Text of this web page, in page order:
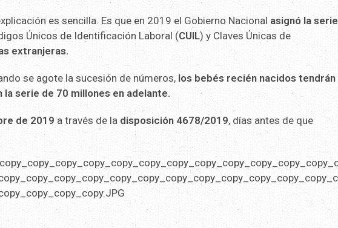
es sencilla. Es que en 2019 el Gobierno Nacional asignó la serie
Únicos de Identificación Laboral (CUIL) y Claves Únicas de
extranjeras.
se agote la sucesión de números, los bebés recién nacidos tendrán
serie de 70 millones en adelante.
de 2019a través de la disposición 4678/2019, días antes de que